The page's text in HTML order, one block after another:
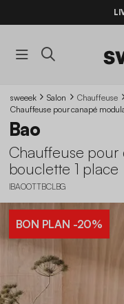
sweeek Salon
Chauffeuse
Chauffeuse pour canapé
Bao
Chauffeuse
bouclette 1 place
IBAOOTTBCLBG
BON PLAN -20%